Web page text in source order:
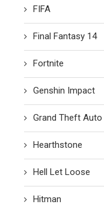
FIFA
Final Fantasy 14
Fortnite
Genshin Impact
Grand Theft Auto
Hearthstone
Hell Let Loose
Hitman